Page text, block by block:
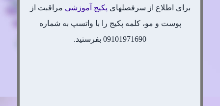
برای اطلاع از سرفصلهای پکیج آموزشی مراقبت از
پوست و مو، کلمه پکیج را با واتسپ به شماره
09101971690 بفرستید.